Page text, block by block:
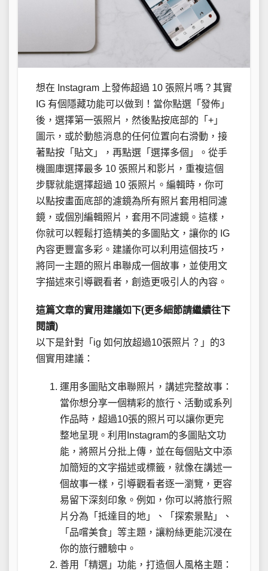
想在 Instagram 上發佈超過 10 張照片嗎？其實
IG 有個隱藏功能可以做到！當你點選「發佈」
後，選擇第一張照片，然後點按底部的「+」
圖示，或於動態消息的任何位置向右滑動，接
著點按「貼文」，再點選「選擇多個」。從手
機圖庫選擇最多 10 張照片和影片，重複這個
步驟就能選擇超過 10 張照片。編輯時，你可
以點按畫面底部的濾鏡為所有照片套用相同濾
鏡，或個別編輯照片，套用不同濾鏡。這樣，
你就可以輕鬆打造精美的多圖貼文，讓你的 IG
內容更豐富多彩。建議你可以利用這個技巧，
將同一主題的照片串聯成一個故事，並使用文
字描述來引導觀看者，創造更吸引人的內容。
這篇文章的實用建議如下(更多細節請繼續往下
閱讀)
以下是針對「ig 如何放超過10張照片？」的3
個實用建議：
運用多圖貼文串聯照片，講述完整故事：
當你想分享一個精彩的旅行、活動或系列
作品時，超過10張的照片可以讓你更完
整地呈現。利用Instagram的多圖貼文功
能，將照片分批上傳，並在每個貼文中添
加簡短的文字描述或標籤，就像在講述一
個故事一樣，引導觀看者逐一瀏覽，更容
易留下深刻印象。例如，你可以將旅行照
片分為「抵達目的地」、「探索景點」、
「品嚐美食」等主題，讓粉絲更能沉浸在
你的旅行體驗中。
善用「精選」功能，打造個人風格主題：